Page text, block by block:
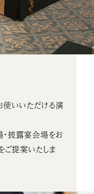
使いいただける演
披露宴会場をお
ご提案いたしま